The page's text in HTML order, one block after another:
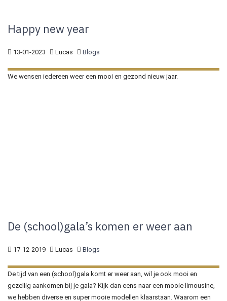
Happy new year
13-01-2023 Lucas Blogs
We wensen iedereen weer een mooi en gezond nieuw jaar.
De (school)gala’s komen er weer aan
17-12-2019 Lucas Blogs
De tijd van een (school)gala komt er weer aan, wil je ook mooi en
gezellig aankomen bij je gala? Kijk dan eens naar een mooie limousine,
we hebben diverse en super mooie modellen klaarstaan. Waarom een